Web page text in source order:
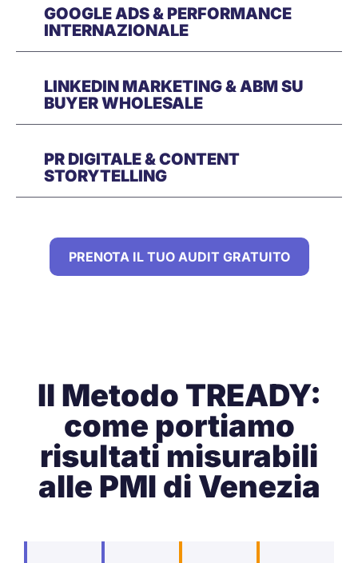
GOOGLE ADS & PERFORMANCE
INTERNAZIONALE
LINKEDIN MARKETING & ABM SU
BUYER WHOLESALE
PR DIGITALE & CONTENT
STORYTELLING
PRENOTA IL TUO AUDIT GRATUITO
Il Metodo TREADY:
come portiamo
risultati misurabili
alle PMI di Venezia